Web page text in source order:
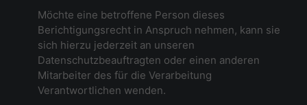
Möchte eine betroffene Person dieses
Berichtigungsrecht in Anspruch nehmen, kann sie
sich hierzu jederzeit an unseren
Datenschutzbeauftragten oder einen anderen
Mitarbeiter des für die Verarbeitung
Verantwortlichen wenden.